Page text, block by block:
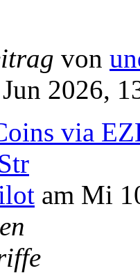
von
2026,
via
am Mi